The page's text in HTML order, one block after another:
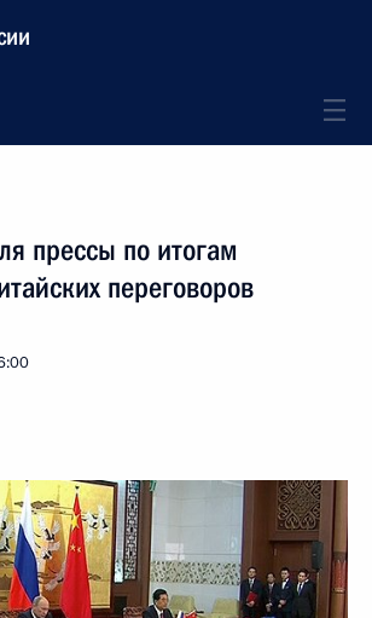
прессы по итогам
переговоров